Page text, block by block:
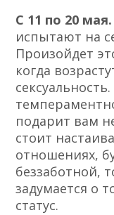
С 11 по 20
испытают на
Произойдет
когда
подарит вам
стоит
отношениях,
беззаботной,
задумается о
статус.